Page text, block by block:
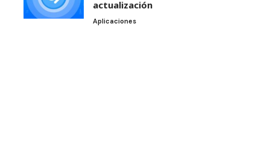
actualización
Aplicaciones